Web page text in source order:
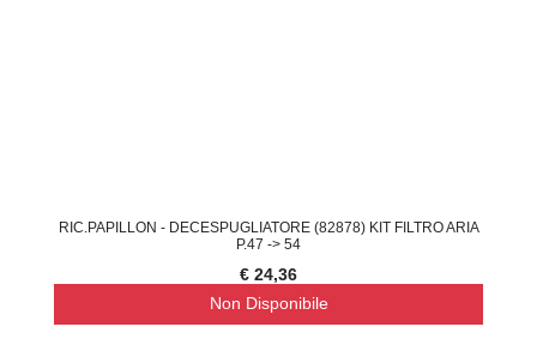
RIC.PAPILLON - DECESPUGLIATORE (82878) KIT FILTRO ARIA
P.47 -> 54
€ 24,36
Non Disponibile